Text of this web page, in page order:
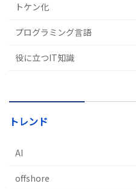
トケン化
プログラミング言語
役に立つIT知識
トレンド
AI
offshore